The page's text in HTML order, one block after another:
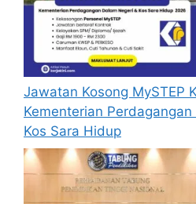
memohon jawatan
tidak perlu lagi
sekiranya tempoh
sah.
Sebelum membuat
pastikan anda login/
segala maklumat
lengkap dan tepat.
Perlu diingatkan,
layak sahaja akan
Jawatan Kosong MySTEP
Kementerian
Kos Sara Hidup